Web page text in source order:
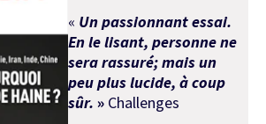
« Un passionnant essai.
En le lisant, personne ne
sera rassuré; mais un
peu plus lucide, à coup
sûr. » Challenges